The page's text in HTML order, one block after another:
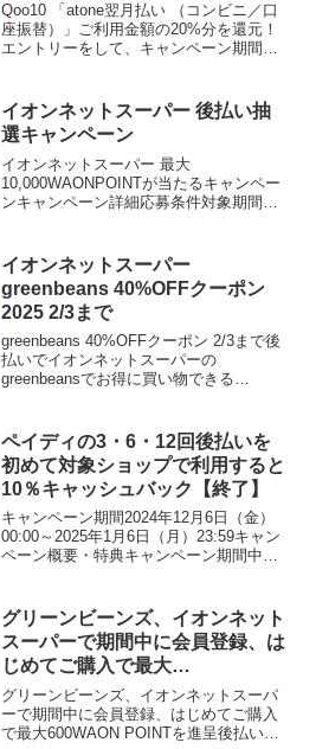
Qoo10 「atone翌月払い （コンビニ／口
座振替）」ご利用金額の20%分を還元！
エントリーをして、キャンペーン期間中
ご利用金額の20%分を還元！※※おひ...
イオンネットスーパー 後払い抽
選キャンペーン
イオンネットスーパー 最大
10,000WAONPOINTが当たるキャンペー
ンキャンペーン詳細応募条件対象期間中
を3回以上ご購入&ご応募いただいた方か
ら、抽選で...
イオンネットスーパー
greenbeans 40%OFFクーポン
2025 2/3まで
greenbeans 40%OFFクーポン 2/3まで後
払いでイオンネットスーパーの
greenbeansでお得に買い物できる
える40％OFF（最大値引 2...
ペイディの3・6・12回後払いを
初めて対象ショップで利用すると
10％キャッシュバック【終了】
キャンペーン期間2024年12月6日（金）
00:00～2025年1月6日（月）23:59キャン
ペーン概要・特典キャンペーン期間中に
のいずれかをそのショップで初めて利...
グリーンビーンズ、イオンネット
スーパーで期間中に会員登録、は
じめてご購入で最大
600WAON POINTを進呈 2025
2/28まで
グリーンビーンズ、イオンネットスーパ
ーで期間中に会員登録、はじめてご購入
で最大600WAON POINTを進呈後払いで